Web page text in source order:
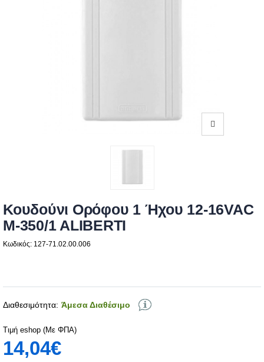
Κουδούνι Ορόφου 1 Ήχου 12-16VAC
M-350/1 ALIBERTI
Κωδικός: 127-71.02.00.006
Διαθεσιμότητα: Άμεσα Διαθέσιμο
Τιμή eshop (Με ΦΠΑ)
14,04€